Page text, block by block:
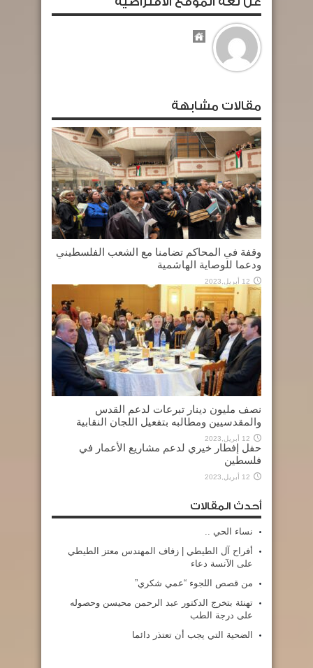
مقالات مشابهة
وقفة في المحاكم تضامنا مع الشعب الفلسطيني
ودعما للوصاية الهاشمية
12 أبريل,2023
نصف مليون دينار تبرعات لدعم القدس
والمقدسيين ومطالبه بتفعيل اللجان النقابية
12 أبريل,2023
حفل إفطار خيري لدعم مشاريع الأعمار في
فلسطين
12 أبريل,2023
أحدث المقالات
نساء الحي ..
أفراح آل الطيطي | زفاف المهندس معتز الطيطي
على الآنسة دعاء
من قصص اللجوء “عمي شكري”
تهنئة بتخرج الدكتور عبد الرحمن محيسن وحصوله
على درجة الطب
الضحية التي يجب أن تعتذر دائما